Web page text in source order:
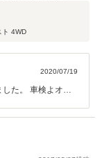
4WD
2020/07/19
た。 車検よオイ